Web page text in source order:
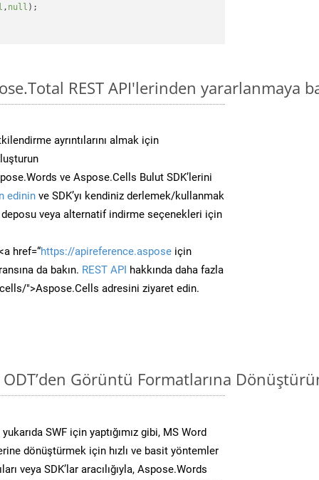
, null );
REST API'lerinden yararlanmaya
ayrıntılarını almak için
ve Aspose.Cells Bulut SDK’lerini
edinin ve SDK’yı kendiniz derlemek/kullanmak
deposu veya alternatif indirme seçenekleri için
href=“https://apireference.aspose için
da bakın. REST API hakkında daha fazla
">Aspose.Cells adresini ziyaret edin.
Görüntü Formatlarına
SWF için yaptığımız gibi, MS Word
dönüştürmek için hızlı ve basit yöntemler
veya SDK’lar aracılığıyla, Aspose.Words